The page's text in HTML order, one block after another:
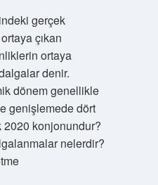
gerçek
çıkan
ortaya
denir.
dönem genellikle
genişlemede dört
konjonundur?
nelerdir?